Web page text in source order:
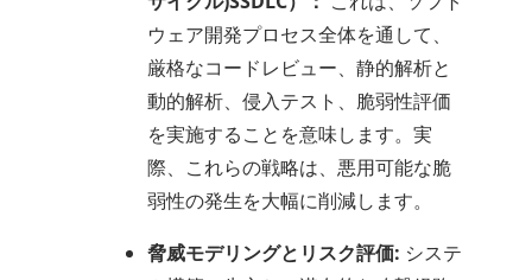
ウェア開発プロセス全体を通して、
厳格なコードレビュー、静的解析と
動的解析、侵入テスト、脆弱性評価
を実施することを意味します。実
際、これらの戦略は、悪用可能な脆
弱性の発生を大幅に削減します。
脅威モデリングとリスク評価: システ